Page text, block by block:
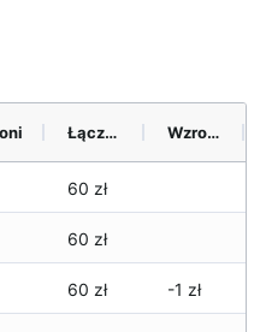
Łącznie Wzrost (28 dni)
60 zł
60 zł
60 zł -1 zł